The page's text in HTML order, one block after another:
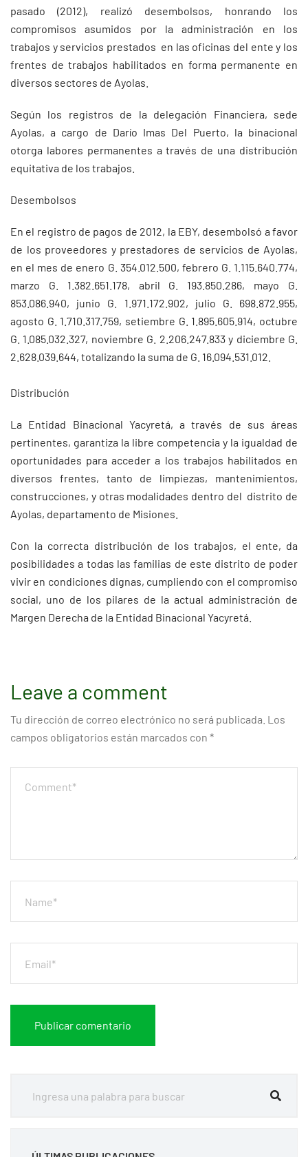
pasado (2012), realizó desembolsos, honrando los
compromisos asumidos por la administración en los
trabajos y servicios prestados en las oficinas del ente y los
frentes de trabajos habilitados en forma permanente en
diversos sectores de Ayolas.
Según los registros de la delegación Financiera, sede
Ayolas, a cargo de Darío Imas Del Puerto, la binacional
otorga labores permanentes a través de una distribución
equitativa de los trabajos.
Desembolsos
En el registro de pagos de 2012, la EBY, desembolsó a favor
de los proveedores y prestadores de servicios de Ayolas,
en el mes de enero G. 354.012.500, febrero G. 1.115.640.774,
marzo G. 1.382.651.178, abril G. 193.850.286, mayo G.
853.086.940, junio G. 1.971.172.902, julio G. 698.872.955,
agosto G. 1.710.317.759, setiembre G. 1.895.605.914, octubre
G. 1.085.032.327, noviembre G. 2.206.247.833 y diciembre G.
2.628.039.644, totalizando la suma de G. 16.094.531.012.
Distribución
La Entidad Binacional Yacyretá, a través de sus áreas
pertinentes, garantiza la libre competencia y la igualdad de
oportunidades para acceder a los trabajos habilitados en
diversos frentes, tanto de limpiezas, mantenimientos,
construcciones, y otras modalidades dentro del distrito de
Ayolas, departamento de Misiones.
Con la correcta distribución de los trabajos, el ente, da
posibilidades a todas las familias de este distrito de poder
vivir en condiciones dignas, cumpliendo con el compromiso
social, uno de los pilares de la actual administración de
Margen Derecha de la Entidad Binacional Yacyretá.
Leave a comment
Tu dirección de correo electrónico no será publicada. Los
campos obligatorios están marcados con *